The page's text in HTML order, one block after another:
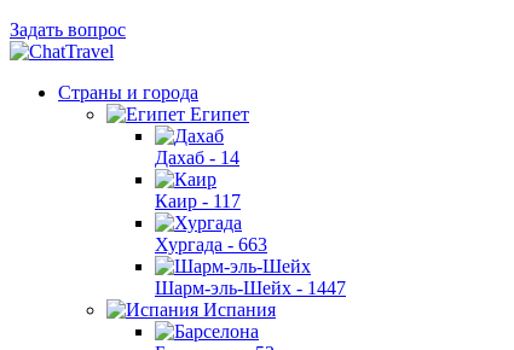
Задать вопрос
Страны и города
Египет
Дахаб - 14
Каир - 117
Хургада - 663
Шарм-эль-Шейх - 1447
Испания